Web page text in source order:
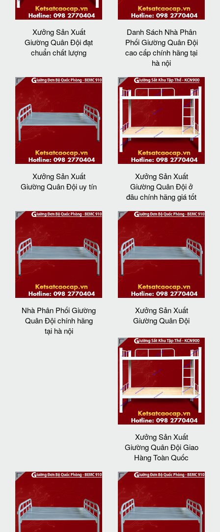
Xưởng Sản Xuất
Giường Quân Đội đạt
chuẩn chất lượng
Danh Sách Nhà Phân
Phối Giường Quân Đội
cao cấp chính hãng tại
hà nội
Xưởng Sản Xuất
Giường Quân Đội uy tín
Xưởng Sản Xuất
Giường Quân Đội ở
đâu chính hãng giá tốt
Nhà Phân Phối Giường
Quân Đội chính hãng
tại hà nội
Xưởng Sản Xuất
Giường Quân Đội
Xưởng Sản Xuất
Giường Quân Đội Giao
Hàng Toàn Quốc